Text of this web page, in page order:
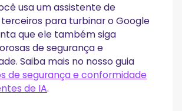
usa um assistente de
para turbinar o Google
que ele também siga
de segurança e
Saiba mais no nosso guia
de segurança e conformidade
de IA.